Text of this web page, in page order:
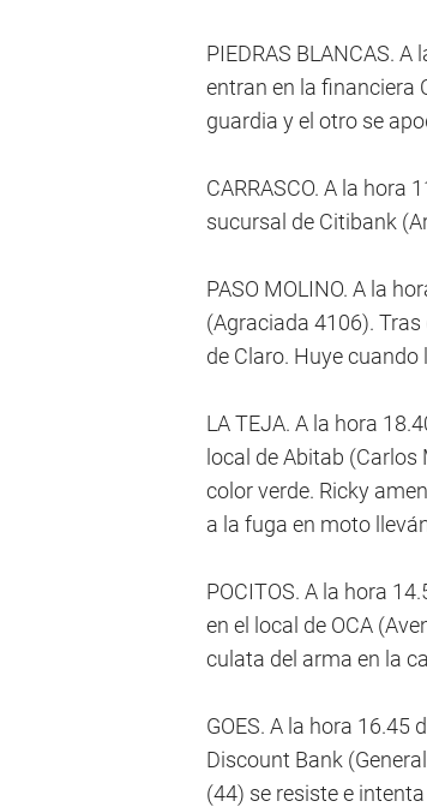
PIEDRAS BLANCAS.
entran en la financiera
guardia y el otro se
CARRASCO. A la hora
sucursal de Citibank
PASO MOLINO. A la
(Agraciada 4106).
de Claro. Huye
LA TEJA. A la hora
local de Abitab
color verde. Ricky
a la fuga en moto
POCITOS. A la hora
en el local de OCA
culata del arma en la
GOES. A la hora
Discount Bank
(44) se resiste e